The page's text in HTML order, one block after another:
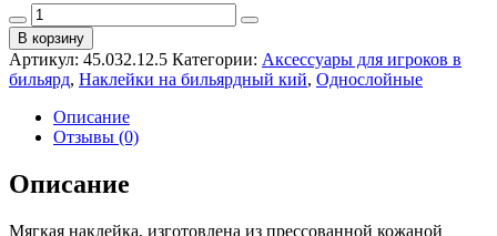
Наклейка
для
кия
«Roket»
12.5
мм
quantity
В корзину
Артикул: 45.032.12.5 Категории: Аксессуары для игроков в
бильярд, Наклейки на бильярдный кий, Однослойные
Описание
Отзывы (0)
Описание
Мягкая наклейка, изготовлена из прессованной кожаной